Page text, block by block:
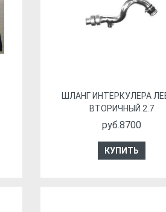
ШЛАНГ ИНТЕРКУЛЕРА
ВТОРИЧНЫЙ 2.7
руб.8700
КУПИТЬ